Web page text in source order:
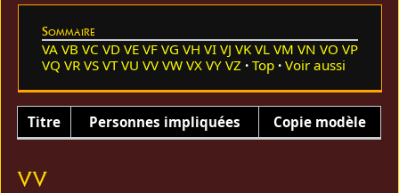
Sommaire
VA VB VC VD VE VF VG VH VI VJ VK VL VM VN VO VP
VQ VR VS VT VU VV VW VX VY VZ Top Voir aussi
Titre Personnes impliquées Copie modèle
VV